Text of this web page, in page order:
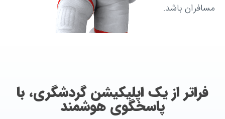
مسافران باشد.
فراتر از یک اپلیکیشن گردشگری، با
پاسخگوی هوشمند